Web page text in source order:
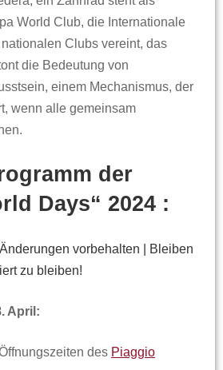
World Club, die Internationale
Clubs vereint, das
die Bedeutung von
einem Mechanismus, der
wenn alle gemeinsam
der
Days“ 2024 :
vorbehalten | Bleiben
zu bleiben!
April:
des Piaggio